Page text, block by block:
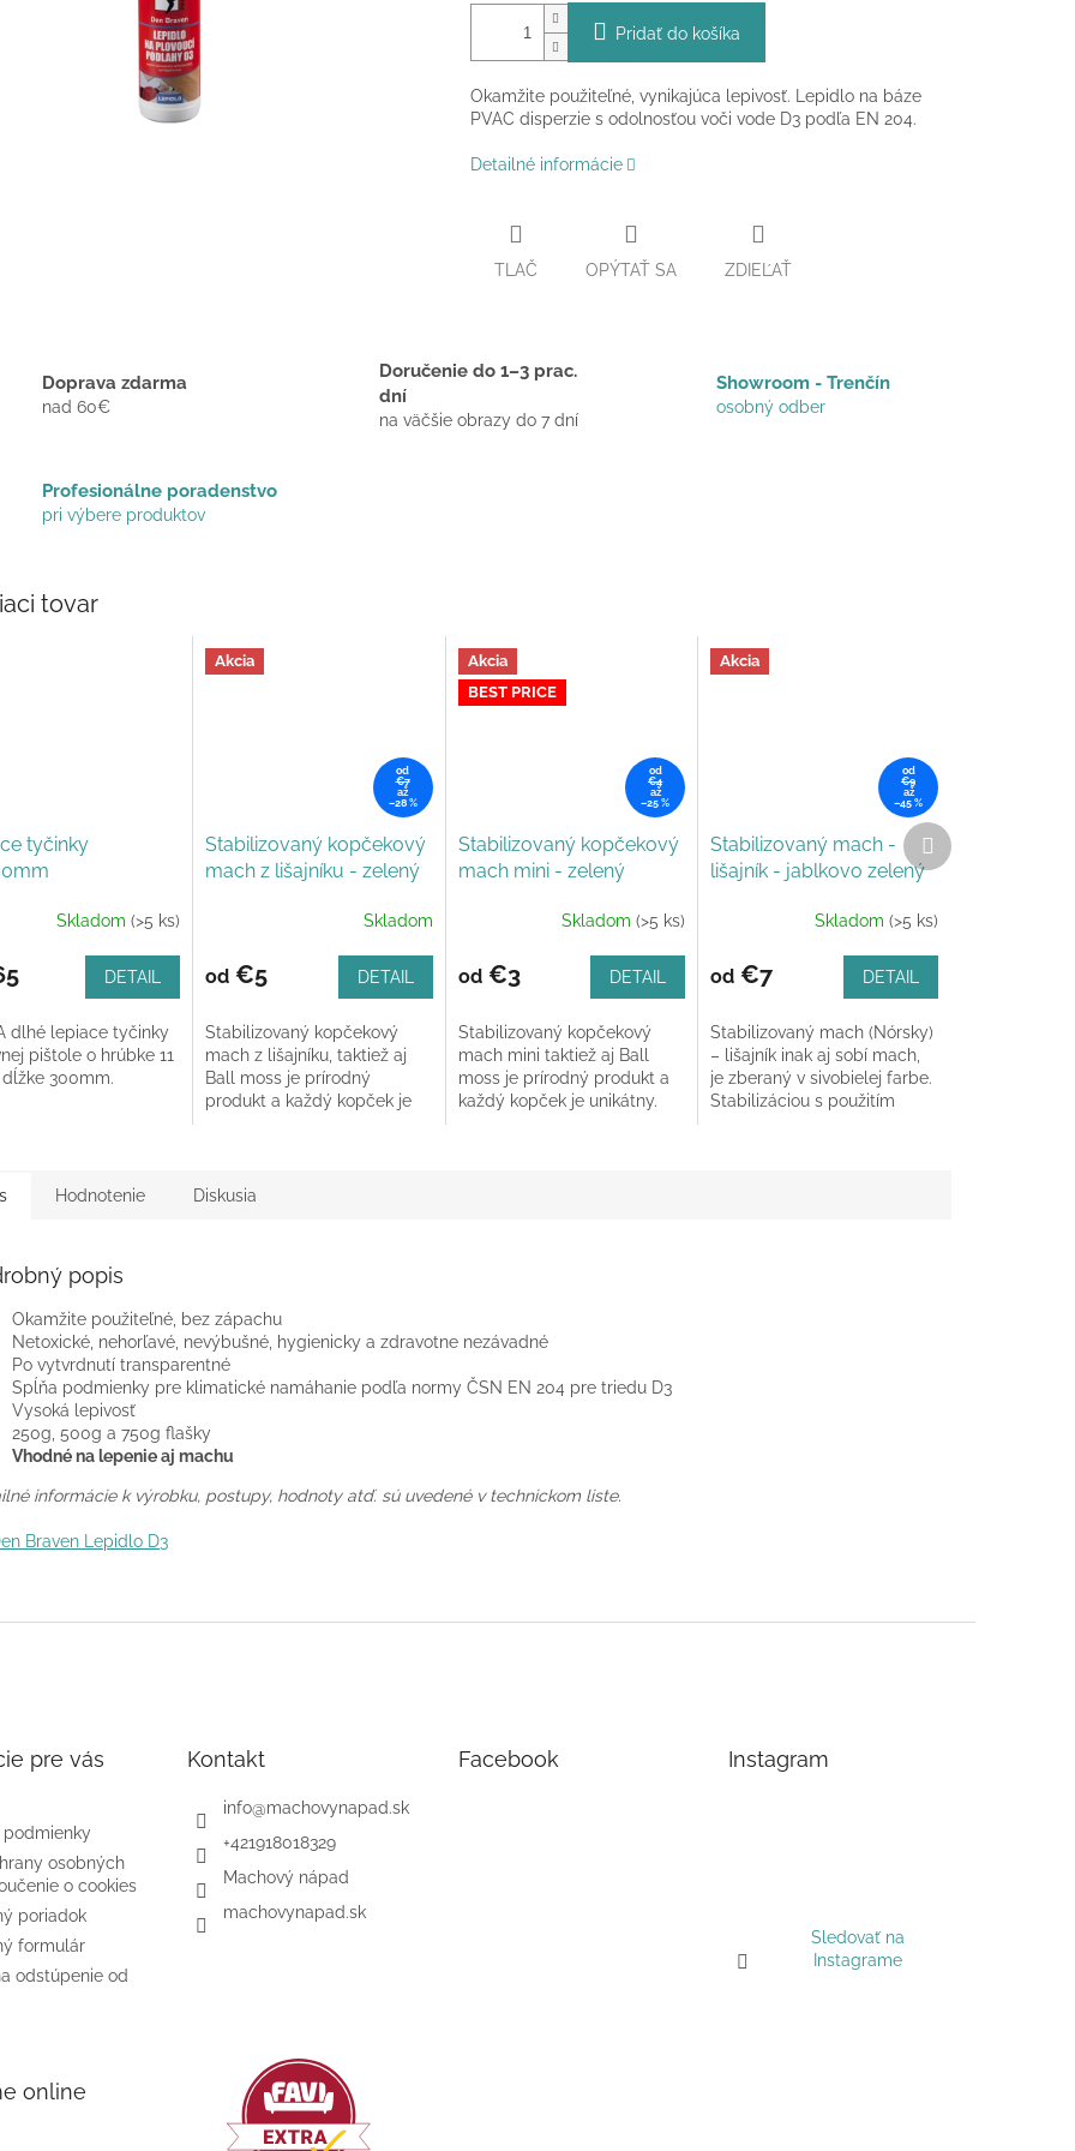
Pridať do košíka
Okamžite použiteľné, vynikajúca lepivosť. Lepidlo na báze
PVAC disperzie s odolnosťou voči vode D3 podľa EN 204.
Detailné informácie
TLAČ OPÝTAŤ SA ZDIEĽAŤ
Doprava zdarma
nad 60€
Doručenie do 1–3 prac.
dní
na väčšie obrazy do 7 dní
Showroom - Trenčín
osobný odber
Profesionálne poradenstvo
pri výbere produktov
tovar
tyčinky
Skladom (>5 ks)
DETAIL
dlhé lepiace tyčinky
pištole o hrúbke 11
300mm.
Akcia
od
€7
až
–28 %
Stabilizovaný kopčekový
mach z lišajníku - zelený
Skladom
od€5 DETAIL
Stabilizovaný kopčekový
mach z lišajníku, taktiež aj
Ball moss je prírodný
produkt a každý kopček je
Akcia
BEST PRICE
od
€4
až
–25 %
Stabilizovaný kopčekový
mach mini - zelený
produktu
z
5
hviezdičiek.
Skladom(>5 ks)
od€3 DETAIL
Stabilizovaný kopčekový
mach mini taktiež aj Ball
moss je prírodný produkt a
každý kopček je unikátny.
Akcia
od
€9
až
–45 %
Stabilizovaný mach -
lišajník - jablkovo zelený
produktu
z
5
hviezdičiek.
Skladom(>5 ks)
od €7 DETAIL
Stabilizovaný mach (Nórsky)
– lišajník inak aj sobí mach,
je zberaný v sivobielej farbe.
Stabilizáciou s použitím
Ďalší
produkt
Hodnotenie Diskusia
popis
Okamžite použiteľné, bez zápachu
Netoxické, nehorľavé, nevýbušné, hygienicky a zdravotne nezávadné
Po vytvrdnutí transparentné
Spĺňa podmienky pre klimatické namáhanie podľa normy ČSN EN 204 pre triedu D3
Vysoká lepivosť
250g, 500g a 750g flašky
Vhodné na lepenie aj machu
informácie k výrobku, postupy, hodnoty atď. sú uvedené v technickom liste.
Braven Lepidlo D3
pre vás
osobných
o cookies
poriadok
formulár
odstúpenie od
Kontakt
info@machovynapad.sk
+421918018329
Machový nápad
machovynapad.sk
Facebook Instagram
Sledovať na
Instagrame
online